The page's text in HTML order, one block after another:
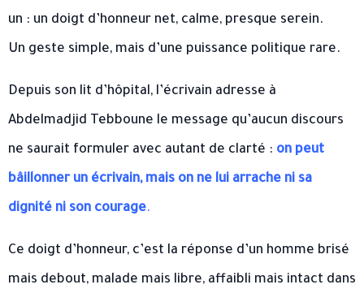
un : un doigt d’honneur net, calme, presque serein.
Un geste simple, mais d’une puissance politique rare.
Depuis son lit d’hôpital, l’écrivain adresse à
Abdelmadjid Tebboune le message qu’aucun discours
ne saurait formuler avec autant de clarté : on peut
bâillonner un écrivain, mais on ne lui arrache ni sa
dignité ni son courage.
Ce doigt d’honneur, c’est la réponse d’un homme brisé
mais debout, malade mais libre, affaibli mais intact dans